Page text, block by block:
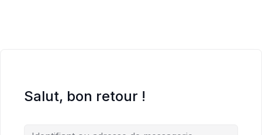
Salut, bon retour !